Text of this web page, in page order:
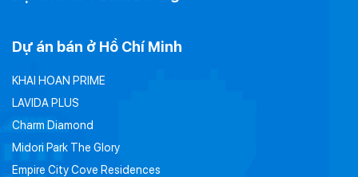
Dự án bán ở Hồ Chí Minh
KHAI HOAN PRIME
LAVIDA PLUS
Charm Diamond
Midori Park The Glory
Empire City Cove Residences